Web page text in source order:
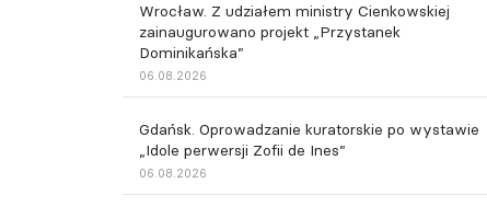
Wrocław. Z udziałem ministry Cienkowskiej
zainaugurowano projekt „Przystanek
Dominikańska”
06.08.2026
Gdańsk. Oprowadzanie kuratorskie po wystawie
„Idole perwersji Zofii de Ines”
06.08.2026